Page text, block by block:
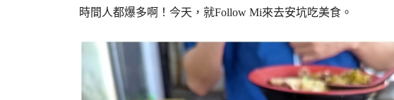
時間人都爆多啊！今天，就Follow Mi來去安坑吃美食。